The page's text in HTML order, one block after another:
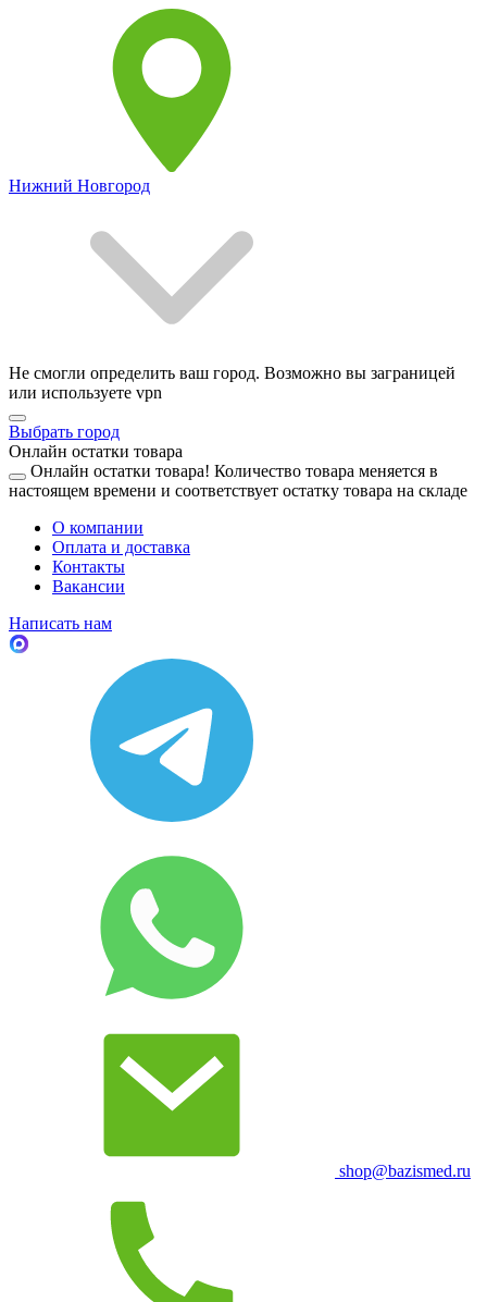
Нижний Новгород
Не смогли определить ваш город. Возможно вы заграницей
или используете vpn
Выбрать город
Онлайн остатки товара
Онлайн остатки товара! Количество товара меняется в
настоящем времени и соответствует остатку товара на складе
О компании
Оплата и доставка
Контакты
Вакансии
Написать нам
shop@bazismed.ru